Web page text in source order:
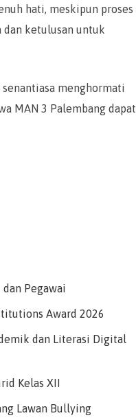
hati, meskipun proses
dan ketulusan untuk
menghormati
MAN 3 Palembang dapat
Pegawai
Award 2026
dan Literasi Digital
Kelas XII
Lawan Bullying